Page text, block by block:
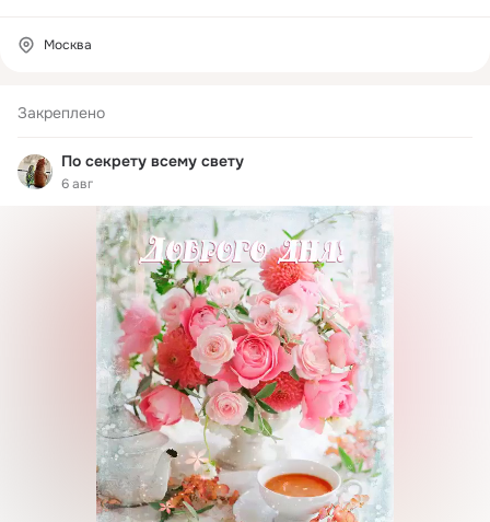
Закреплено
По секрету всему свету
6 авг
Москва